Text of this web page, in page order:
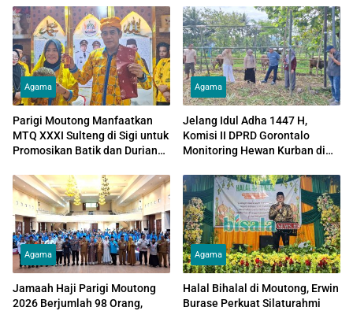
Agama
Parigi Moutong Manfaatkan
MTQ XXXI Sulteng di Sigi untuk
Promosikan Batik dan Durian
Agama
Jelang Idul Adha 1447 H,
Komisi II DPRD Gorontalo
Monitoring Hewan Kurban di
Agama
Jamaah Haji Parigi Moutong
2026 Berjumlah 98 Orang,
Agama
Halal Bihalal di Moutong, Erwin
Burase Perkuat Silaturahmi